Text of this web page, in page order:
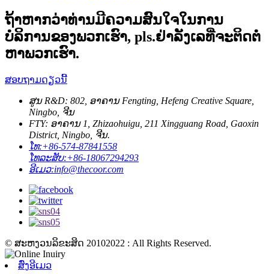
ຖ້າຫາກວ່າທ່ານມີຄວາມສົນໃຈໃນການ
ບໍລິການຂອງພວກເຮົາ, pls.ຢ່າລັງເລທີ່ຈະຕິດຕໍ່
ຫາພວກເຮົາ.
ສອບຖາມດຽວນີ້
ສູນ R&D: 802, ອາຄານ Fengting, Hefeng Creative Square,
Ningbo, ຈີນ
FTY: ອາຄານ 1, Zhizaohuigu, 211 Xingguang Road, Gaoxin
District, Ningbo, ຈີນ.
ໂທ:+86-574-87841558
ໂທລະສັບ:+86-18067294293
ອີເມວ:info@thecoor.com
© ສະຫງວນລິຂະສິດ 20102022 : All Rights Reserved.
ສົ່ງອີເມວ